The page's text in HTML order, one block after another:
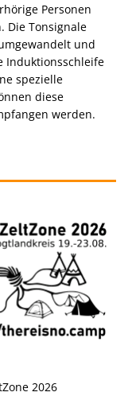
Personen
Die Tonsignale
und
Induktionsschleife
spezielle
diese
werden.
2026